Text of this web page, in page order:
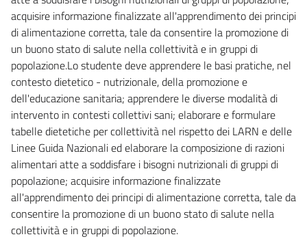
acquisire informazione finalizzate all'apprendimento dei principi
di alimentazione corretta, tale da consentire la promozione di
un buono stato di salute nella collettività e in gruppi di
popolazione.Lo studente deve apprendere le basi pratiche, nel
contesto dietetico - nutrizionale, della promozione e
dell'educazione sanitaria; apprendere le diverse modalità di
intervento in contesti collettivi sani; elaborare e formulare
tabelle dietetiche per collettività nel rispetto dei LARN e delle
Linee Guida Nazionali ed elaborare la composizione di razioni
alimentari atte a soddisfare i bisogni nutrizionali di gruppi di
popolazione; acquisire informazione finalizzate
all'apprendimento dei principi di alimentazione corretta, tale da
consentire la promozione di un buono stato di salute nella
collettività e in gruppi di popolazione.